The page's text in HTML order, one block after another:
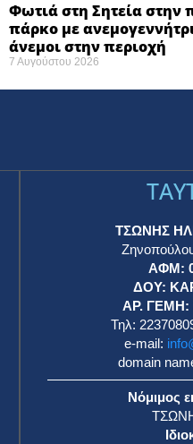
Φωτιά στη Σητεία στην
πάρκο με
άνεμοι στην περιοχή
7 Αυγούστου 2026
ΤΣΩΝΗΣ
ΑΦΜ:
ΔΟΥ:
ΑΡ. ΓΕΜΗ:
Τηλ:
e-mail:
domain
Νόμιμος